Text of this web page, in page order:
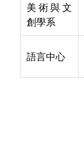
美術與文
創學系
語言中心